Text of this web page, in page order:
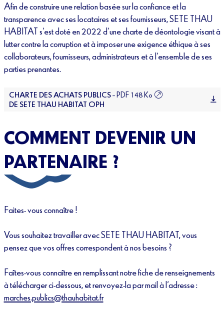
Afin de construire une relation basée sur la confiance et la
transparence avec ses locataires et ses fournisseurs, SETE THAU
HABITAT s’est doté en 2022 d’une charte de déontologie visant à
lutter contre la corruption et à imposer une exigence éthique à ses
collaborateurs, fournisseurs, administrateurs et à l’ensemble de ses
parties prenantes.
CHARTE DES ACHATS PUBLICS
DE SETE THAU HABITAT OPH
– PDF 148 Ko
COMMENT DEVENIR UN
PARTENAIRE ?
Faites- vous connaître !
Vous souhaitez travailler avec SETE THAU HABITAT, vous
pensez que vos offres correspondent à nos besoins ?
Faîtes-vous connaître en remplissant notre fiche de renseignements
à télécharger ci-dessous, et renvoyez-la par mail à l’adresse :
marches.publics@thauhabitat.fr